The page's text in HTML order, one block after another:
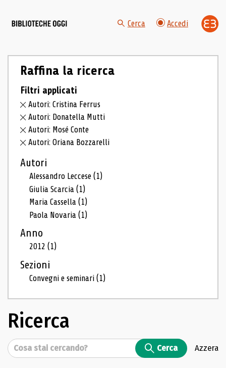
Cerca Accedi
Raffina la ricerca
Filtri applicati
Autori: Cristina Ferrus
Autori: Donatella Mutti
Autori: Mosé Conte
Autori: Oriana Bozzarelli
Autori
Alessandro Leccese(1)
Giulia Scarcia(1)
Maria Cassella(1)
Paola Novaria(1)
Anno
2012(1)
Sezioni
Convegni e seminari(1)
Ricerca
Cerca Cerca Azzera